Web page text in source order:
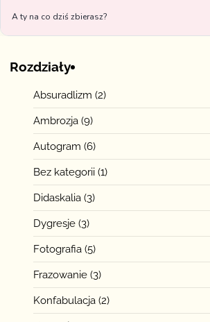
Rozdziały
Absuradlizm (2)
Ambrozja (9)
Autogram (6)
Bez kategorii (1)
Didaskalia (3)
Dygresje (3)
Fotografia (5)
Frazowanie (3)
Konfabulacja (2)